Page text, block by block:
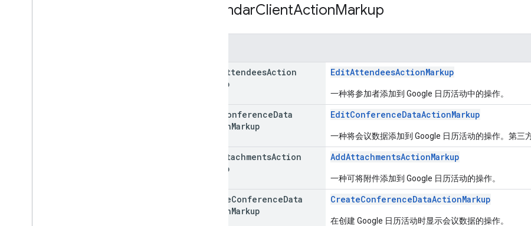
CalendarClientActionMarkup
AttendeesAction
Markup
EditAttendeesActionMarkup
一种将参加者添加到 Google 日历活动中的操作。
ConferenceData
ActionMarkup
EditConferenceDataActionMarkup
一种将会议数据添加到 Google 日历活动的操作。第三
AttachmentsAction
Markup
AddAttachmentsActionMarkup
一种可将附件添加到 Google 日历活动的操作。
createConferenceData
ActionMarkup
CreateConferenceDataActionMarkup
在创建 Google 日历活动时显示会议数据的操作。